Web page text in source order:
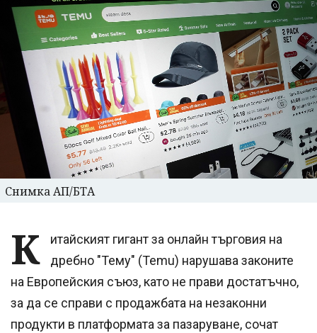
Снимка АП/БТА
К
итайският гигант за онлайн търговия на
дребно "Тему" (Temu) нарушава законите
на Европейския съюз, като не прави достатъчно,
за да се справи с продажбата на незаконни
продукти в платформата за пазаруване, сочат